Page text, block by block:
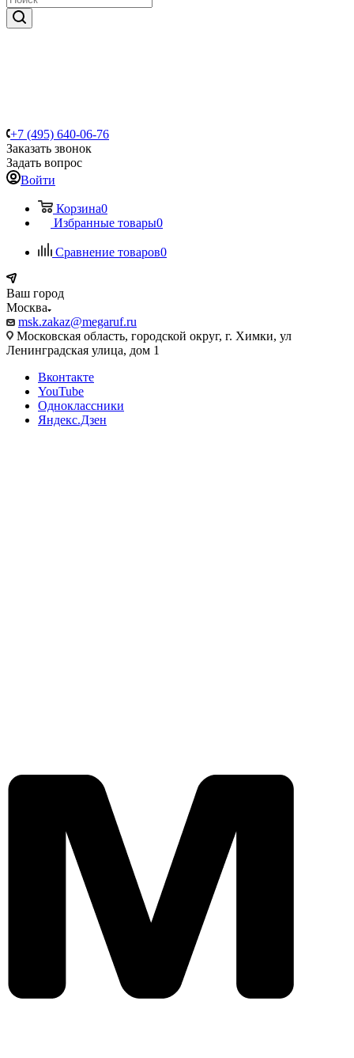
+7 (495) 640-06-76
Заказать звонок
Задать вопрос
Войти
Корзина0
Избранные товары0
Сравнение товаров0
Ваш город
Москва
msk.zakaz@megaruf.ru
Московская область, городской округ, г. Химки, ул
Ленинградская улица, дом 1
Вконтакте
YouTube
Одноклассники
Яндекс.Дзен